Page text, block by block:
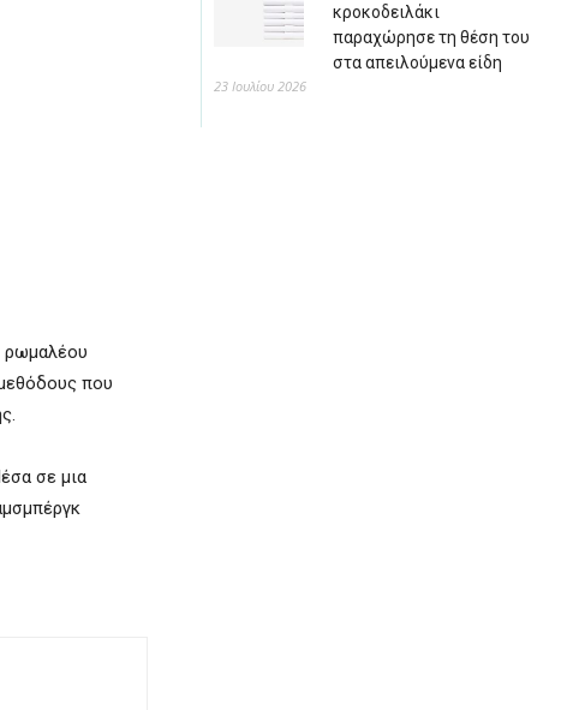
ρωμαλέου
που
σε μια
κροκοδειλάκι
παραχώρησε τη θέση του
στα απειλούμενα είδη
23 Ιουλίου 2026